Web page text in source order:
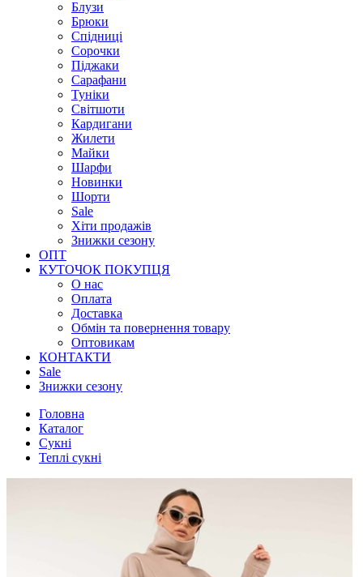
Блузи
Брюки
Спідниці
Сорочки
Піджаки
Сарафани
Туніки
Світшоти
Кардигани
Жилети
Майки
Шарфи
Новинки
Шорти
Sale
Хіти продажів
Знижки сезону
ОПТ
КУТОЧОК ПОКУПЦЯ
О нас
Оплата
Доставка
Обмін та повернення товару
Оптовикам
КОНТАКТИ
Sale
Знижки сезону
Головна
Каталог
Сукні
Теплі сукні